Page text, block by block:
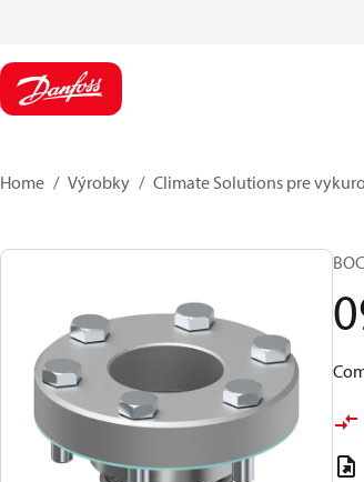
Home Výrobky Climate Solutions pre